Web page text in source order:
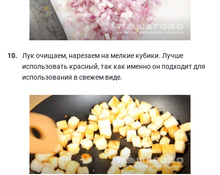
Лук очищаем, нарезаем на мелкие кубики. Лучше
использовать красный, так как именно он подходит для
использования в свежем виде.